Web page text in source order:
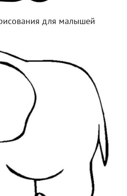
для малышей